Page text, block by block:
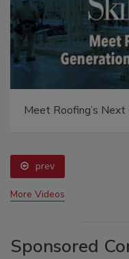
Meet Roofing’s
prev
More Videos
Sponsored